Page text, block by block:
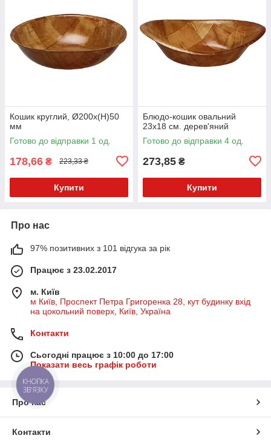
Кошик круглий, Ø200х(Н)50
мм
Готово до відправки 1 од.
178,66 ₴ 223,33 ₴
Купити
Блюдо-кошик овальний
23x18 см. дерев'яний
Готово до відправки 4 од.
273,85 ₴
Купити
Про нас
97% позитивних з 101 відгука за рік
Працює з 23.02.2017
м. Київ
м Київ, Проспект Петра Григоренка 28, кут будинку вхід
на цокольний поверх, Київ, Україна
Контакти
Сьогодні працює з 10:00 до 17:00
Показати весь графік роботи
Про нас
Контакти
КНОПКА
ЗВ'ЯЗКУ